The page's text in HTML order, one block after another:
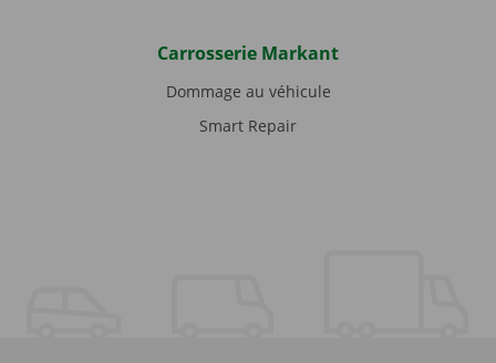
Carrosserie Markant
Dommage au véhicule
Smart Repair